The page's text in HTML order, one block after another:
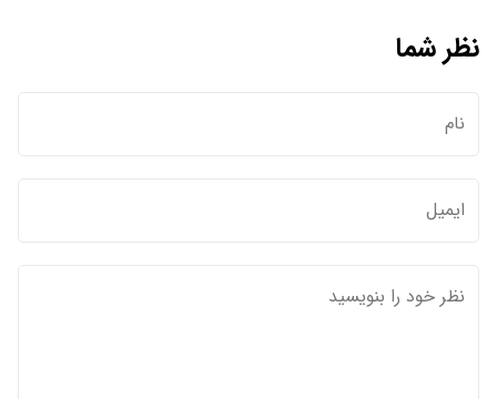
نظر شما